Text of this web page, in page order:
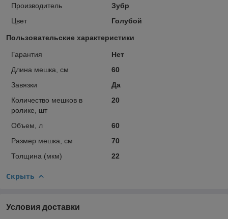
Производитель
Зубр
Цвет
Голубой
Пользовательские характеристики
Гарантия
Нет
Длина мешка, см
60
Завязки
Да
Количество мешков в
ролике, шт
20
Объем, л
60
Размер мешка, см
70
Толщина (мкм)
22
Скрыть
Условия доставки